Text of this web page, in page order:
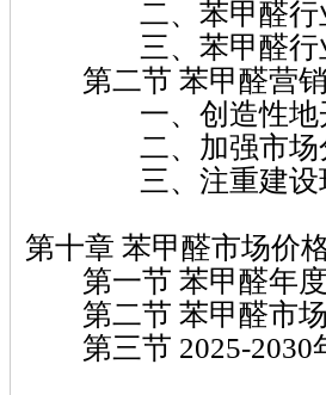
二、苯甲醛行业
三、苯甲醛行业
第二节 苯甲醛营销
一、创造性地
二、加强市场
三、注重建设现
第十章 苯甲醛市场价
第一节 苯甲醛年度
第二节 苯甲醛市场
第三节 2025-2030